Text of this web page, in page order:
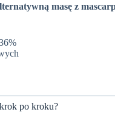
masę z
po kroku?